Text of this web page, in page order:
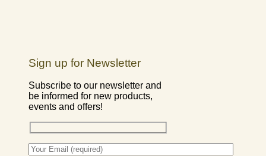
Sign up for Newsletter
Subscribe to our newsletter and
be informed for new products,
events and offers!